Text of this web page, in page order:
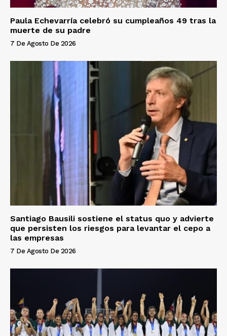
Paula Echevarría celebró su cumpleaños 49 tras la
muerte de su padre
7 De Agosto De 2026
Santiago Bausili sostiene el status quo y advierte
que persisten los riesgos para levantar el cepo a
las empresas
7 De Agosto De 2026